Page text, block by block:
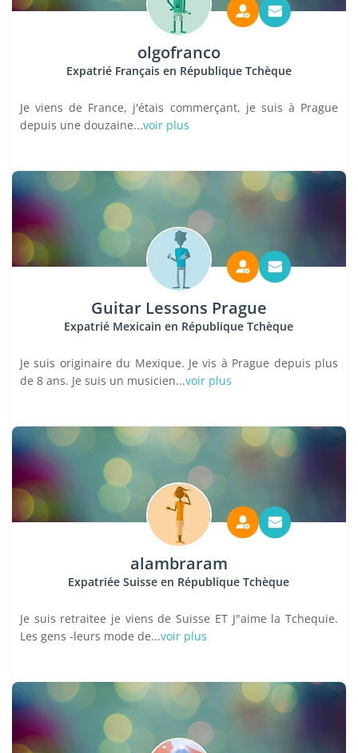
olgofranco
Expatrié Français en République Tchèque
Je viens de France, j'étais commerçant, je suis à Prague
depuis une douzaine...voir plus
Guitar Lessons Prague
Expatrié Mexicain en République Tchèque
Je suis originaire du Mexique. Je vis à Prague depuis plus
de 8 ans. Je suis un musicien...voir plus
alambraram
Expatriée Suisse en République Tchèque
Je suis retraitee je viens de Suisse ET J"aime la Tchequie.
Les gens -leurs mode de...voir plus